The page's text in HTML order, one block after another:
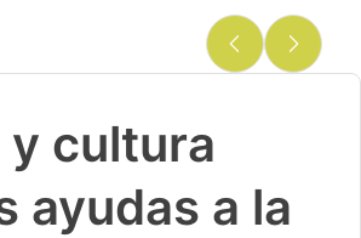
cultura
ayudas a la